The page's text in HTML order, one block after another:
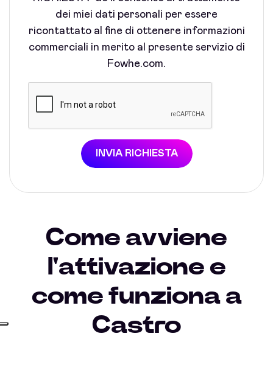
dei miei dati personali per essere
ricontattato al fine di ottenere informazioni
commerciali in merito al presente servizio di
Fowhe.com.
INVIA RICHIESTA
Come avviene
l'attivazione e
come funziona a
Castro